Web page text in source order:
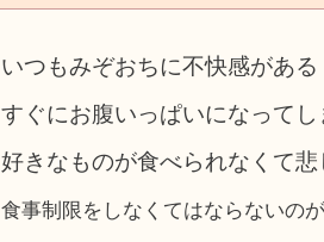
いつもみぞおちに不快感がある
すぐにお腹いっぱいになってし
好きなものが食べられなくて悲
食事制限をしなくてはならないの